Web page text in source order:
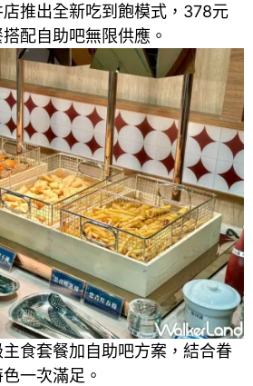
推出全新吃到飽模式，378元
配自助吧無限供應。
食套餐加自助吧方案，結合眷
一次滿足。